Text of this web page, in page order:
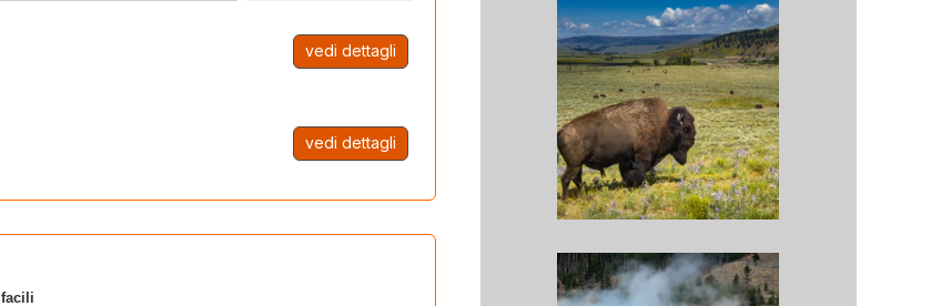
vedi dettagli
vedi dettagli